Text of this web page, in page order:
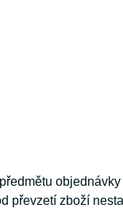
převzetí zboží